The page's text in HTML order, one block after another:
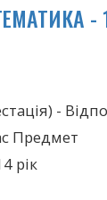
-
-
Предмет
рік